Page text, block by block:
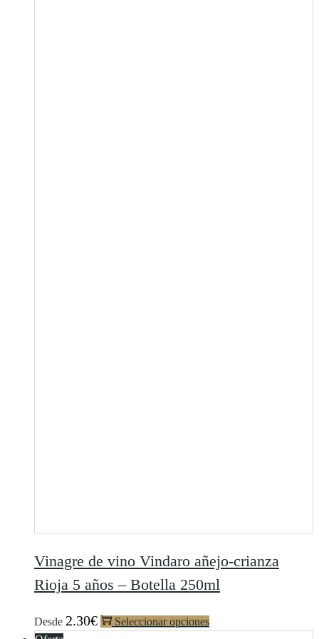
Vinagre de vino Vindaro añejo-crianza
Rioja 5 años – Botella 250ml
Desde 2.30€
Seleccionar opciones